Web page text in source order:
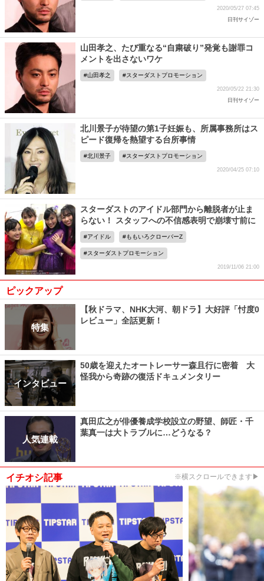
2020/05/27 07:45
日刊サイゾー
山田孝之、たび重なる“自粛破り”発覚も謝罪コ
メントを出さないワケ
山田孝之 スターダストプロモーション
2020/05/22 21:30
日刊サイゾー
北川景子が待望の第1子妊娠も、所属事務所はス
ピード復帰を熱望する台所事情
北川景子 スターダストプロモーション
2020/04/25 07:10
スターダストのアイドル部門から離脱者が止ま
らない！ スタッフへの不信感表明で崩壊寸前に
アイドル ももいろクローバーZ
スターダストプロモーション
2019/11/06 21:00
ピックアップ
特集
【秋ドラマ、NHK大河、朝ドラ】大好評「忖度0
レビュー」全話更新！
インタビュー
50歳を迎えたオートレーサー森且行に密着 大
怪我から奇跡の復活ドキュメンタリー
人気連載
真田広之が俳優養成学校設立の野望、師匠・千
葉真一は大トラブルに…どうなる？
イチオシ記事 ※横スクロールできます▶